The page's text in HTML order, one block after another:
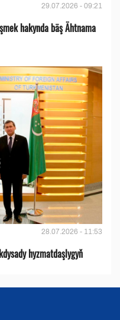
29.07.2026 - 09:21
hakynda bäş Ähtnama
28.07.2026 - 11:53
hyzmatdaşlygyň